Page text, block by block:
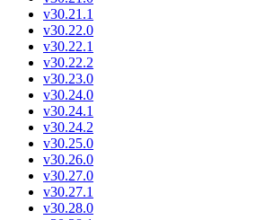
v30.21.1
v30.22.0
v30.22.1
v30.22.2
v30.23.0
v30.24.0
v30.24.1
v30.24.2
v30.25.0
v30.26.0
v30.27.0
v30.27.1
v30.28.0